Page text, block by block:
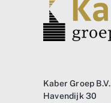
Kaber Groep B.V.
Havendijk 30